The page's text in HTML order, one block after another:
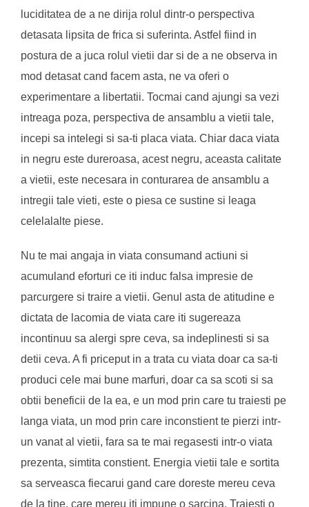
luciditatea de a ne dirija rolul dintr-o perspectiva
detasata lipsita de frica si suferinta. Astfel fiind in
postura de a juca rolul vietii dar si de a ne observa in
mod detasat cand facem asta, ne va oferi o
experimentare a libertatii. Tocmai cand ajungi sa vezi
intreaga poza, perspectiva de ansamblu a vietii tale,
incepi sa intelegi si sa-ti placa viata. Chiar daca viata
in negru este dureroasa, acest negru, aceasta calitate
a vietii, este necesara in conturarea de ansamblu a
intregii tale vieti, este o piesa ce sustine si leaga
celelalalte piese.
Nu te mai angaja in viata consumand actiuni si
acumuland eforturi ce iti induc falsa impresie de
parcurgere si traire a vietii. Genul asta de atitudine e
dictata de lacomia de viata care iti sugereaza
incontinuu sa alergi spre ceva, sa indeplinesti si sa
detii ceva. A fi priceput in a trata cu viata doar ca sa-ti
produci cele mai bune marfuri, doar ca sa scoti si sa
obtii beneficii de la ea, e un mod prin care tu traiesti pe
langa viata, un mod prin care inconstient te pierzi intr-
un vanat al vietii, fara sa te mai regasesti intr-o viata
prezenta, simtita constient. Energia vietii tale e sortita
sa serveasca fiecarui gand care doreste mereu ceva
de la tine, care mereu iti impune o sarcina. Traiesti o